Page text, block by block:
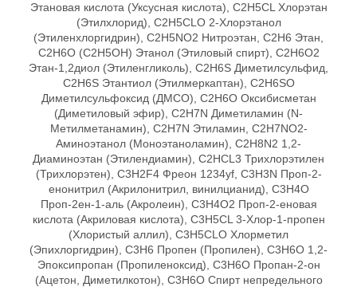
Этановая кислота (Уксусная кислота), C2H5CL Хлорэтан
(Этилхлорид), C2H5CLО 2-Хлорэтанол
(Этиленхлоргидрин), C2H5NO2 Нитроэтан, C2H6 Этан,
C2H6O (C2H5OH) Этанол (Этиловый спирт), C2H6O2
Этан-1,2диол (Этиленгликоль), C2H6S Диметилсульфид,
C2H6S Этантиол (Этилмеркаптан), C2H6SO
Диметилсульфоксид (ДМСО), C2H6О Оксибисметан
(Диметиловый эфир), C2H7N Диметиламин (N-
Метилметанамин), C2H7N Этиламин, C2H7NO2-
Аминоэтанол (Моноэтаноламин), C2H8N2 1,2-
Диаминоэтан (Этилендиамин), C2HCL3 Трихлорэтилен
(Трихлорэтен), C3H2F4 Фреон 1234уf, C3H3N Проп-2-
енонитрил (Акрилонитрил, винилцианид), C3H4O
Проп-2ен-1-аль (Акролеин), C3H4O2 Проп-2-еновая
кислота (Акриловая кислота), C3H5CL 3-Хлор-1-пропен
(Хлористый аллил), C3H5CLO Хлорметил
(Эпихлоргидрин), C3H6 Пропен (Пропилен), C3H6O 1,2-
Эпоксипропан (Пропиленоксид), C3H6O Пропан-2-он
(Ацетон, Диметилкотон), C3H6O Спирт непредельного